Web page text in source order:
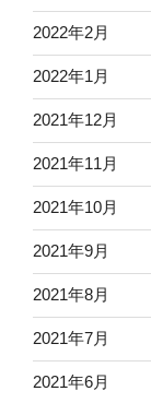
2022年2月
2022年1月
2021年12月
2021年11月
2021年10月
2021年9月
2021年8月
2021年7月
2021年6月